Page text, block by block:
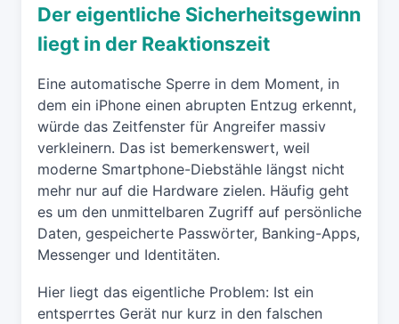
Der eigentliche Sicherheitsgewinn
liegt in der Reaktionszeit
Eine automatische Sperre in dem Moment, in
dem ein iPhone einen abrupten Entzug erkennt,
würde das Zeitfenster für Angreifer massiv
verkleinern. Das ist bemerkenswert, weil
moderne Smartphone-Diebstähle längst nicht
mehr nur auf die Hardware zielen. Häufig geht
es um den unmittelbaren Zugriff auf persönliche
Daten, gespeicherte Passwörter, Banking-Apps,
Messenger und Identitäten.
Hier liegt das eigentliche Problem: Ist ein
entsperrtes Gerät nur kurz in den falschen